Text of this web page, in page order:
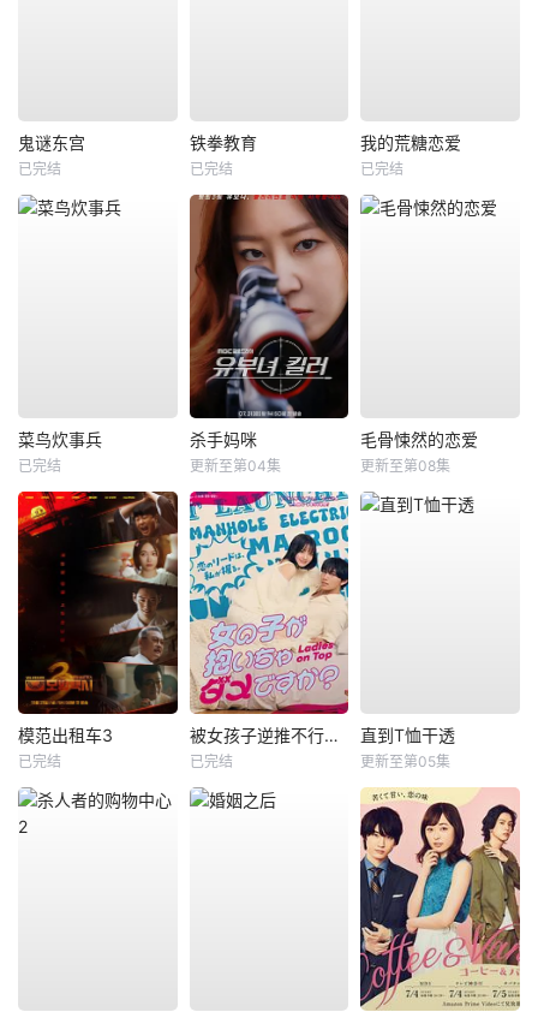
鬼谜东宫
已完结
铁拳教育
已完结
我的荒糖恋爱
已完结
菜鸟炊事兵
已完结
杀手妈咪
更新至第04集
毛骨悚然的恋爱
更新至第08集
模范出租车3
已完结
被女孩子逆推不行吗？
已完结
直到T恤干透
更新至第05集